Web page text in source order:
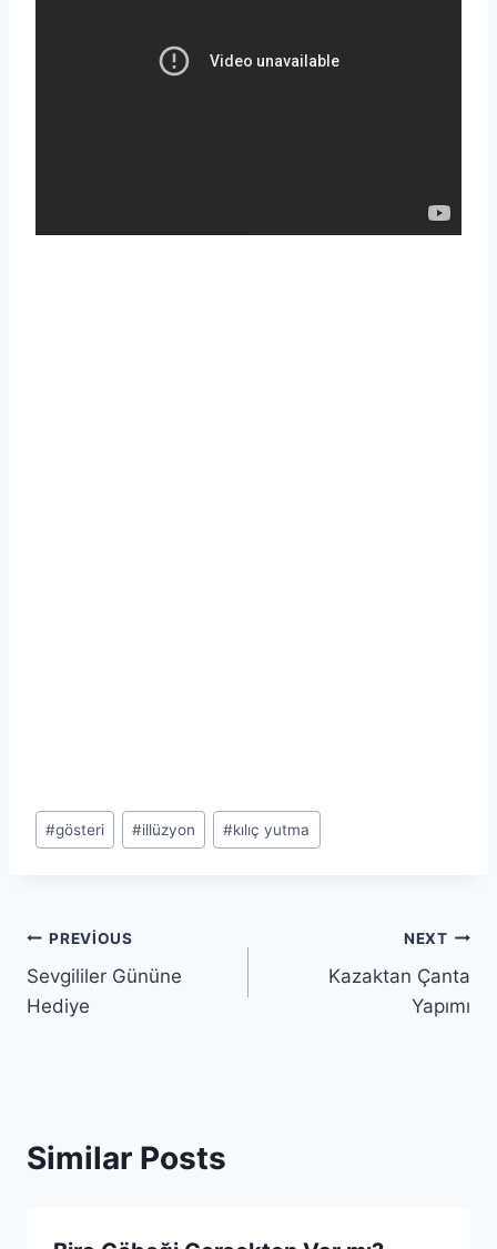
Post
Tags:
#gösteri #illüzyon #kılıç yutma
Yazı
gezinmesi
PREVIOUS
Sevgililer Gününe
Hediye
NEXT
Kazaktan Çanta
Yapımı
Similar Posts